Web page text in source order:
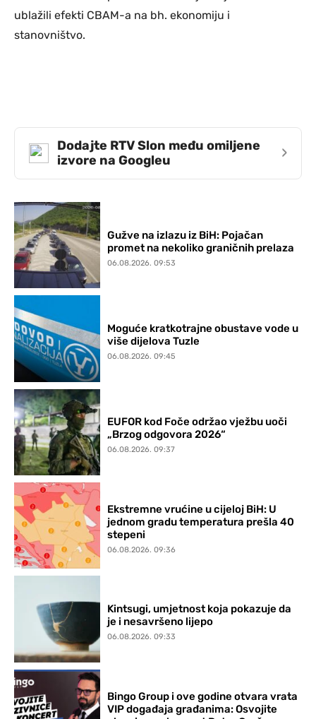
ublažili efekti CBAM-a na bh. ekonomiju i
stanovništvo.
Dodajte RTV Slon među omiljene
izvore na Googleu
›
Gužve na izlazu iz BiH: Pojačan
promet na nekoliko graničnih prelaza
06.08.2026. 09:53
Moguće kratkotrajne obustave vode u
više dijelova Tuzle
06.08.2026. 09:45
EUFOR kod Foče održao vježbu uoči
„Brzog odgovora 2026“
06.08.2026. 09:37
Ekstremne vrućine u cijeloj BiH: U
jednom gradu temperatura prešla 40
stepeni
06.08.2026. 09:36
Kintsugi, umjetnost koja pokazuje da
je i nesavršeno lijepo
06.08.2026. 09:33
Bingo Group i ove godine otvara vrata
VIP događaja građanima: Osvojite